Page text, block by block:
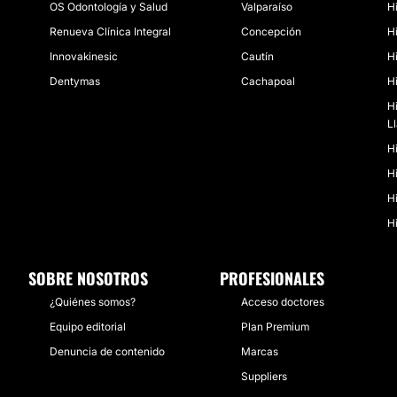
OS Odontología y Salud
Renueva Clínica Integral
Innovakinesic
Dentymas
Valparaíso
Concepción
Cautín
Cachapoal
SOBRE NOSOTROS
¿Quiénes somos?
Equipo editorial
Denuncia de contenido
PROFESIONALES
Acceso doctores
Plan Premium
Marcas
Suppliers